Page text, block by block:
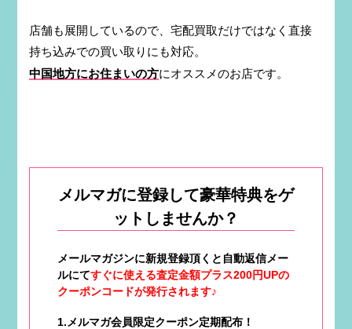
店舗も展開しているので、宅配買取だけではなく直接
持ち込みでの買い取りにも対応。
中国地方にお住まいの方にオススメのお店です。
メルマガに登録して豪華特典をゲ
ットしませんか？
メールマガジンに新規登録頂くと自動返信メー
ルにてすぐに使える査定金額プラス200円UPの
クーポンコードが発行されます♪
1.メルマガ会員限定クーポン定期配布！